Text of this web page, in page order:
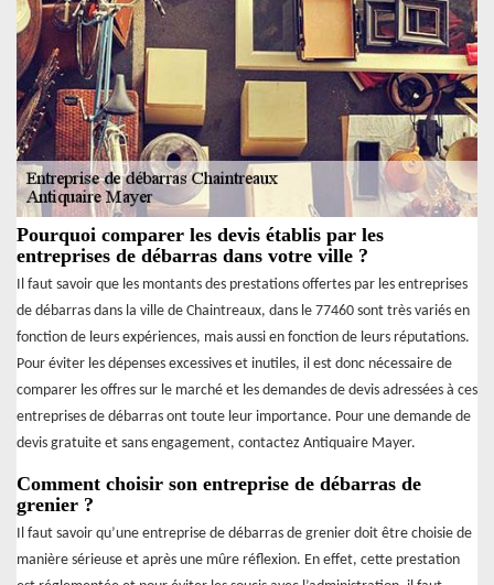
Pourquoi comparer les devis établis par les
entreprises de débarras dans votre ville ?
Il faut savoir que les montants des prestations offertes par les entreprises
de débarras dans la ville de Chaintreaux, dans le 77460 sont très variés en
fonction de leurs expériences, mais aussi en fonction de leurs réputations.
Pour éviter les dépenses excessives et inutiles, il est donc nécessaire de
comparer les offres sur le marché et les demandes de devis adressées à ces
entreprises de débarras ont toute leur importance. Pour une demande de
devis gratuite et sans engagement, contactez Antiquaire Mayer.
Comment choisir son entreprise de débarras de
grenier ?
Il faut savoir qu’une entreprise de débarras de grenier doit être choisie de
manière sérieuse et après une mûre réflexion. En effet, cette prestation